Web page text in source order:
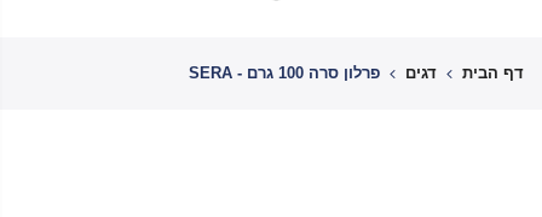
דף הבית דגים פרלון סרה 100 גרם - SERA